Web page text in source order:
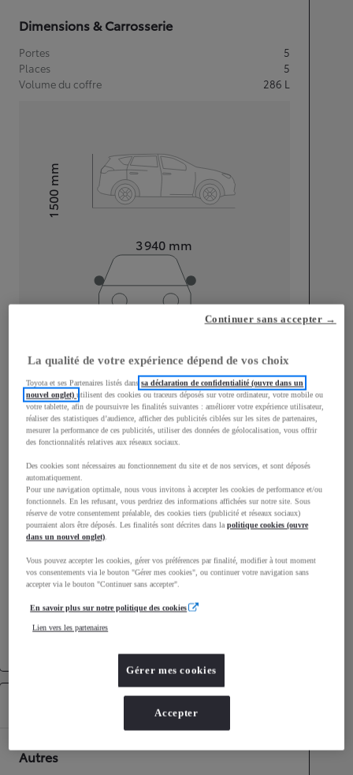
Dimensions & Carrosserie
Portes
5
Places
5
Volume du coffre
286 L
3 940 mm
Hauteur1 500
mm
1 745mm
Consommation mixte
Consommation mixte 3,2 L/100 km
Émissions CO2
Performances
Accélération 0-100km/h
9,7secondes
Transmission
Autres
La qualité de votre expérience dépend de vos choix
Toyota et ses Partenaires listés danssa déclaration de confidentialité (ouvre dans un
nouvel onglet)utilisent des cookies ou traceurs déposés sur votre ordinateur, votre mobile ou
votre tablette, afin de poursuivre les finalités suivantes : améliorer votre expérience utilisateur,
réaliser des statistiques d’audience, afficher des publicités ciblées sur les sites de partenaires,
mesurer la performance de ces publicités, utiliser des données de géolocalisation, vous offrir
des fonctionnalités relatives aux réseaux sociaux.
Des cookies sont nécessaires au fonctionnement du site et de nos services, et sont déposés
automatiquement.
Pour une navigation optimale, nous vous invitons à accepter les cookies de performance et/ou
fonctionnels. En les refusant, vous perdriez des informations affichées sur notre site. Sous
réserve de votre consentement préalable, des cookies tiers (publicité et réseaux sociaux)
pourraient alors être déposés. Les finalités sont décrites dans lapolitique cookies (ouvre
dans un nouvel onglet)
Vous pouvez accepter les cookies, gérer vos préférences par finalité, modifier à tout moment
vos consentements via le bouton "Gérer mes cookies", ou continuer votre navigation sans
accepter via le bouton "Continuer sans accepter".
En savoir plus sur notre politique des cookies
Lien vers les partenaires
Gérer mes cookies
Continuer sans accepter →
Accepter